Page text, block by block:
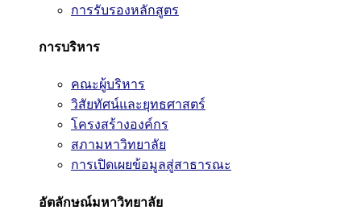
การรับรองหลักสูตร
การบริหาร
คณะผู้บริหาร
วิสัยทัศน์และยุทธศาสตร์
โครงสร้างองค์กร
สภามหาวิทยาลัย
การเปิดเผยข้อมูลสู่สาธารณะ
อัตลักษณ์มหาวิทยาลัย